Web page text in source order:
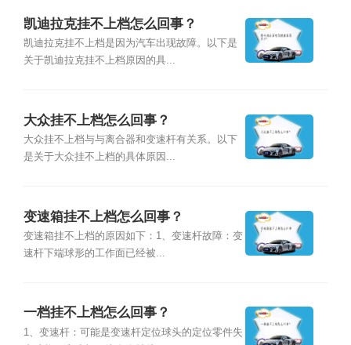
凯迪拉克挂不上档怎么回事？
凯迪拉克挂不上档是因为汽车出现故障。以下是
关于凯迪拉克挂不上档原因的具...
大众挂不上档怎么回事？
大众挂不上档与与离合器和变速杆有关系。以下
是关于大众挂不上档的具体原因...
变速箱挂不上档怎么回事？
变速箱挂不上档的原因如下：1、变速杆故障：变
速杆下端球形的工作面已经被...
一档挂不上档怎么回事？
1、变速杆：可能是变速杆定位球头的定位零件失